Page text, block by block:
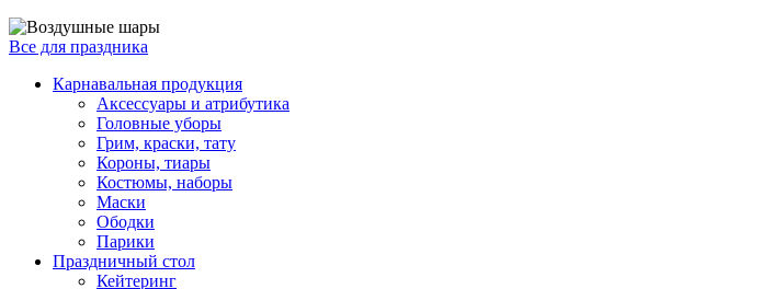
Все для праздника
Карнавальная продукция
Аксессуары и атрибутика
Головные уборы
Грим, краски, тату
Короны, тиары
Костюмы, наборы
Маски
Ободки
Парики
Праздничный стол
Кейтеринг